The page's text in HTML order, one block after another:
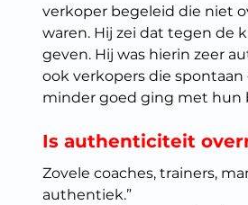
verkoper begeleid die niet
waren. Hij zei dat tegen de
geven. Hij was hierin zeer
ook verkopers die
minder goed ging met hun
Is authenticiteit
Zovele coaches, trainers,
authentiek.”